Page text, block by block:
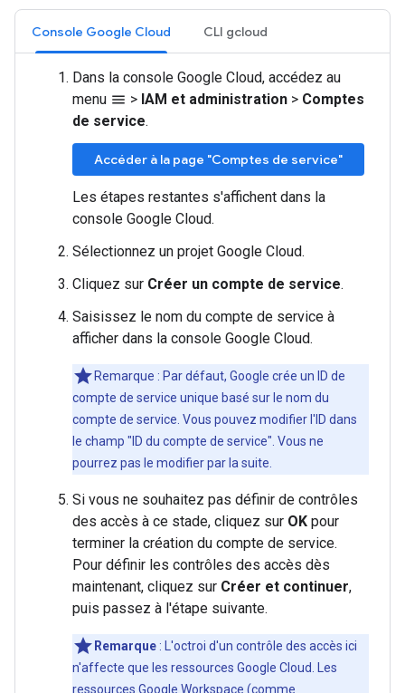
Console Google Cloud CLI gcloud
Dans la console Google Cloud, accédez au
menu menu > IAM et administration > Comptes
de service.
Accéder à la page "Comptes de service"
Les étapes restantes s'affichent dans la
console Google Cloud.
Sélectionnez un projet Google Cloud.
Cliquez sur Créer un compte de service.
Saisissez le nom du compte de service à
afficher dans la console Google Cloud.
Remarque : Par défaut, Google crée un ID de
compte de service unique basé sur le nom du
compte de service. Vous pouvez modifier l'ID dans
le champ "ID du compte de service". Vous ne
pourrez pas le modifier par la suite.
Si vous ne souhaitez pas définir de contrôles
des accès à ce stade, cliquez sur OK pour
terminer la création du compte de service.
Pour définir les contrôles des accès dès
maintenant, cliquez sur Créer et continuer,
puis passez à l'étape suivante.
Remarque : L'octroi d'un contrôle des accès ici
n'affecte que les ressources Google Cloud. Les
ressources Google Workspace (comme